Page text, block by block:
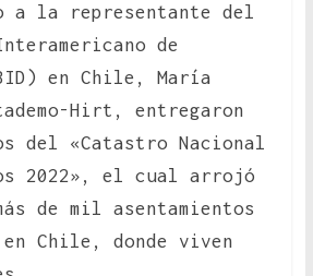
a la representante del
de
en Chile, María
Hirt, entregaron
del «Catastro Nacional
2022», el cual arrojó
de mil asentamientos
Chile, donde viven